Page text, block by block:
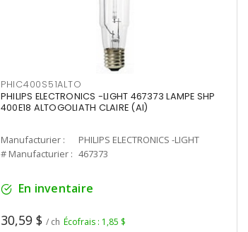
PHIC400S51ALTO
PHILIPS ELECTRONICS -LIGHT 467373 LAMPE SHP
400E18 ALTOGOLIATH CLAIRE (AI)
Manufacturier :
PHILIPS ELECTRONICS -LIGHT
# Manufacturier : 467373
En inventaire
30,59 $ / ch Écofrais : 1,85 $